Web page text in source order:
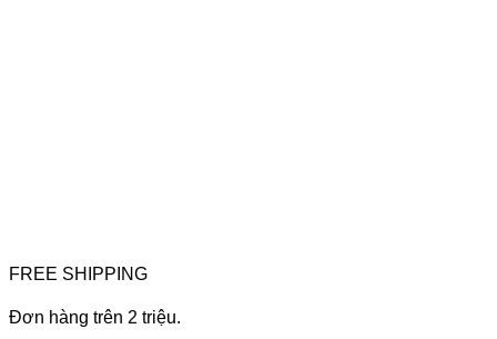
FREE SHIPPING
Đơn hàng trên 2 triệu.